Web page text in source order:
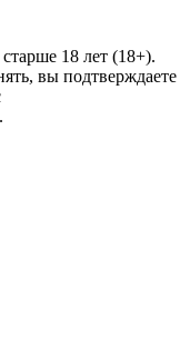
18 лет (18+).
вы подтверждаете